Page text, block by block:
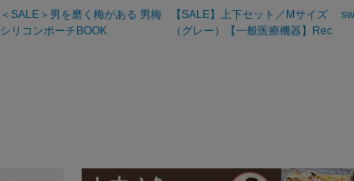
＜SALE＞男を磨く梅がある 男梅
シリコンポーチBOOK
【SALE】上下セット／Mサイズ
（グレー）【一般医療機器】Rec